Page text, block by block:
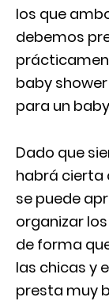
los que
debemos
baby
para un
Dado que
habrá cierta
se puede
organizar
de forma
las chicas y
presta muy